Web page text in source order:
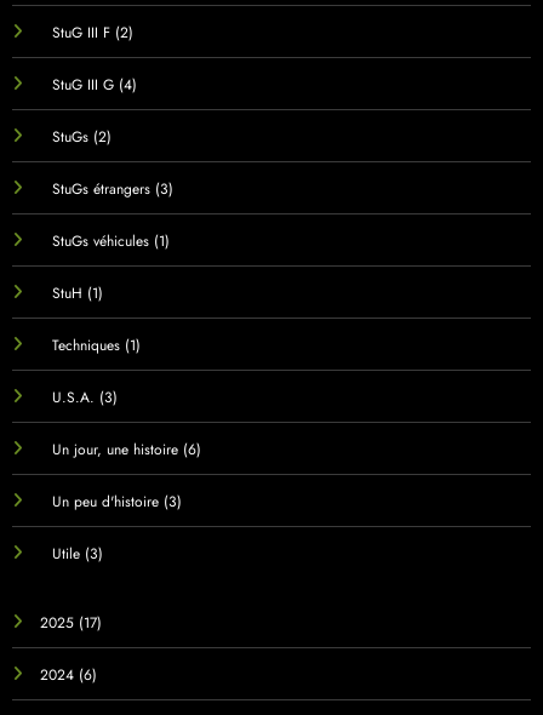
StuG III F(2)
StuG III G(4)
StuGs(2)
StuGs étrangers(3)
StuGs véhicules(1)
StuH (1)
Techniques(1)
U.S.A. (3)
Un jour, une histoire(6)
Un peu d'histoire(3)
Utile(3)
2025 (17)
2024 (6)